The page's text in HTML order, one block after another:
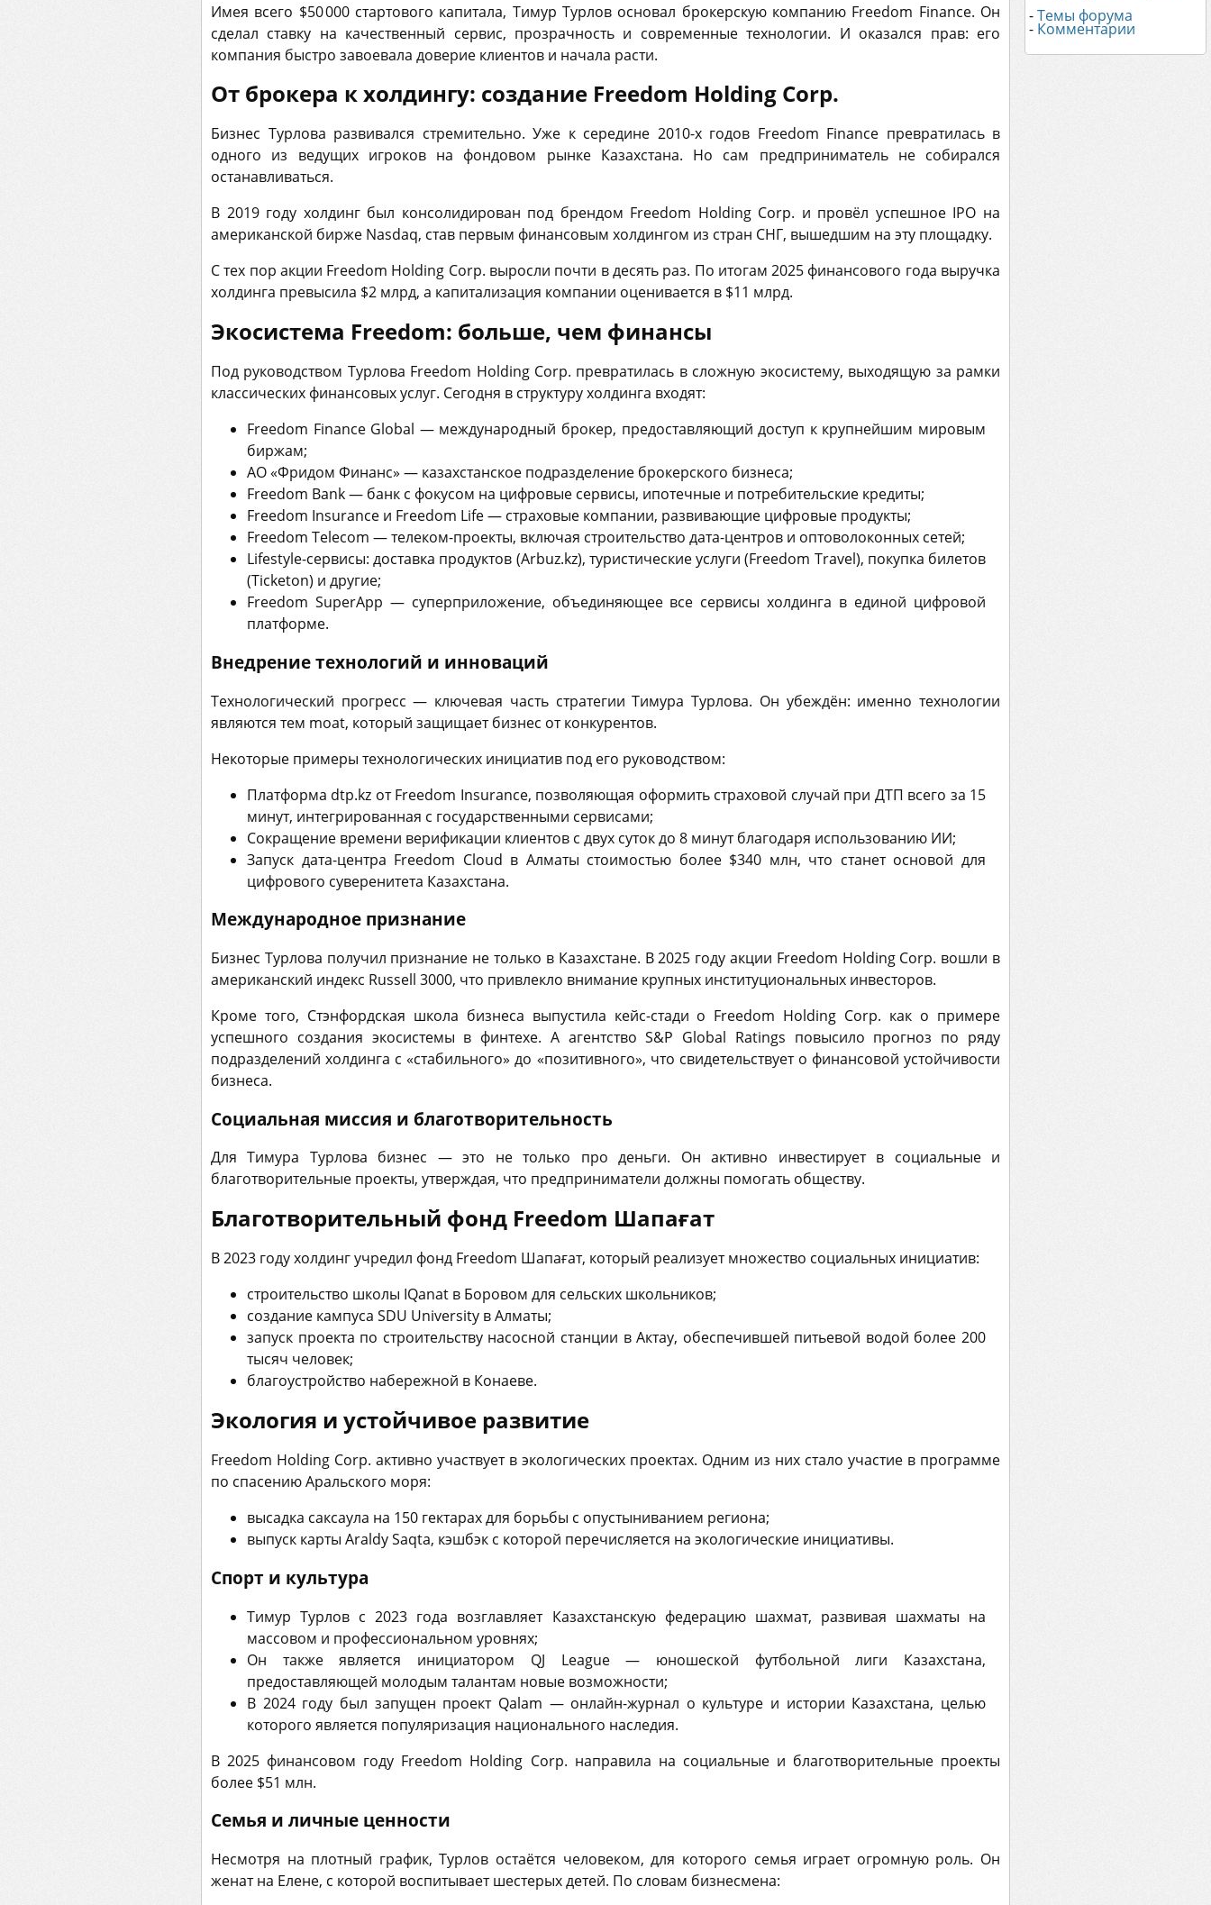
-Темы форума
- Комментарии
Имея всего $50 000 стартового капитала, Тимур Турлов основал брокерскую компанию Freedom Finance. Он
сделал ставку на качественный сервис, прозрачность и современные технологии. И оказался прав: его
компания быстро завоевала доверие клиентов и начала расти.
От брокера к холдингу: создание Freedom Holding Corp.
Бизнес Турлова развивался стремительно. Уже к середине 2010-х годов Freedom Finance превратилась в
одного из ведущих игроков на фондовом рынке Казахстана. Но сам предприниматель не собирался
останавливаться.
В 2019 году холдинг был консолидирован под брендом Freedom Holding Corp. и провёл успешное IPO на
американской бирже Nasdaq, став первым финансовым холдингом из стран СНГ, вышедшим на эту площадку.
С тех пор акции Freedom Holding Corp. выросли почти в десять раз. По итогам 2025 финансового года выручка
холдинга превысила $2 млрд, а капитализация компании оценивается в $11 млрд.
Экосистема Freedom: больше, чем финансы
Под руководством Турлова Freedom Holding Corp. превратилась в сложную экосистему, выходящую за рамки
классических финансовых услуг. Сегодня в структуру холдинга входят:
Freedom Finance Global — международный брокер, предоставляющий доступ к крупнейшим мировым
биржам;
АО «Фридом Финанс» — казахстанское подразделение брокерского бизнеса;
Freedom Bank — банк с фокусом на цифровые сервисы, ипотечные и потребительские кредиты;
Freedom Insurance и Freedom Life — страховые компании, развивающие цифровые продукты;
Freedom Telecom — телеком-проекты, включая строительство дата-центров и оптоволоконных сетей;
Lifestyle-сервисы: доставка продуктов (Arbuz.kz), туристические услуги (Freedom Travel), покупка билетов
(Ticketon) и другие;
Freedom SuperApp — суперприложение, объединяющее все сервисы холдинга в единой цифровой
платформе.
Внедрение технологий и инноваций
Технологический прогресс — ключевая часть стратегии Тимура Турлова. Он убеждён: именно технологии
являются тем moat, который защищает бизнес от конкурентов.
Некоторые примеры технологических инициатив под его руководством:
Платформа dtp.kz от Freedom Insurance, позволяющая оформить страховой случай при ДТП всего за 15
минут, интегрированная с государственными сервисами;
Сокращение времени верификации клиентов с двух суток до 8 минут благодаря использованию ИИ;
Запуск дата-центра Freedom Cloud в Алматы стоимостью более $340 млн, что станет основой для
цифрового суверенитета Казахстана.
Международное признание
Бизнес Турлова получил признание не только в Казахстане. В 2025 году акции Freedom Holding Corp. вошли в
американский индекс Russell 3000, что привлекло внимание крупных институциональных инвесторов.
Кроме того, Стэнфордская школа бизнеса выпустила кейс-стади о Freedom Holding Corp. как о примере
успешного создания экосистемы в финтехе. А агентство S&P Global Ratings повысило прогноз по ряду
подразделений холдинга с «стабильного» до «позитивного», что свидетельствует о финансовой устойчивости
бизнеса.
Социальная миссия и благотворительность
Для Тимура Турлова бизнес — это не только про деньги. Он активно инвестирует в социальные и
благотворительные проекты, утверждая, что предприниматели должны помогать обществу.
Благотворительный фонд Freedom Шапағат
В 2023 году холдинг учредил фонд Freedom Шапағат, который реализует множество социальных инициатив:
строительство школы IQanat в Боровом для сельских школьников;
создание кампуса SDU University в Алматы;
запуск проекта по строительству насосной станции в Актау, обеспечившей питьевой водой более 200
тысяч человек;
благоустройство набережной в Конаеве.
Экология и устойчивое развитие
Freedom Holding Corp. активно участвует в экологических проектах. Одним из них стало участие в программе
по спасению Аральского моря:
высадка саксаула на 150 гектарах для борьбы с опустыниванием региона;
выпуск карты Araldy Saqta, кэшбэк с которой перечисляется на экологические инициативы.
Спорт и культура
Тимур Турлов с 2023 года возглавляет Казахстанскую федерацию шахмат, развивая шахматы на
массовом и профессиональном уровнях;
Он также является инициатором QJ League — юношеской футбольной лиги Казахстана,
предоставляющей молодым талантам новые возможности;
В 2024 году был запущен проект Qalam — онлайн-журнал о культуре и истории Казахстана, целью
которого является популяризация национального наследия.
В 2025 финансовом году Freedom Holding Corp. направила на социальные и благотворительные проекты
более $51 млн.
Семья и личные ценности
Несмотря на плотный график, Турлов остаётся человеком, для которого семья играет огромную роль. Он
женат на Елене, с которой воспитывает шестерых детей. По словам бизнесмена: